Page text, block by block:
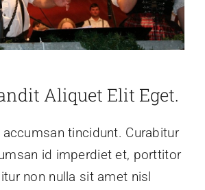
Aliquet Elit Eget.
tincidunt. Curabitur
id imperdiet et, porttitor
non nulla sit amet nisl